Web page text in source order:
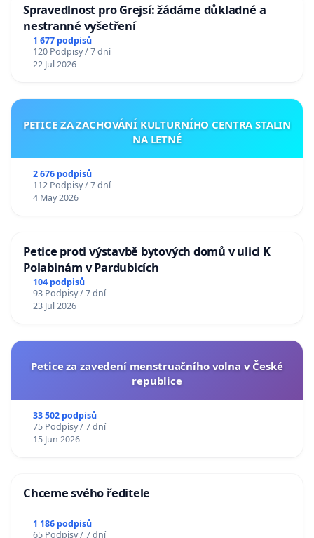
Spravedlnost pro Grejsí: žádáme důkladné a
nestranné vyšetření
1 677 podpisů
120 Podpisy / 7 dní
22 Jul 2026
PETICE ZA ZACHOVÁNÍ KULTURNÍHO CENTRA STALIN
NA LETNÉ
2 676 podpisů
112 Podpisy / 7 dní
4 May 2026
Petice proti výstavbě bytových domů v ulici K
Polabinám v Pardubicích
104 podpisů
93 Podpisy / 7 dní
23 Jul 2026
Petice za zavedení menstruačního volna v České
republice
33 502 podpisů
75 Podpisy / 7 dní
15 Jun 2026
Chceme svého ředitele
1 186 podpisů
65 Podpisy / 7 dní